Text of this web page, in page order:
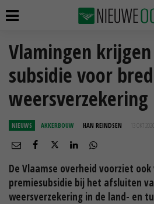
Vlamingen
subsidie voor
weersverzekering
NIEUWS AKKERBOUW HAN REINDSEN 13 OKT
De Vlaamse overheid voorziet
premiesubsidie bij het afsluiten
weersverzekering in de land- en